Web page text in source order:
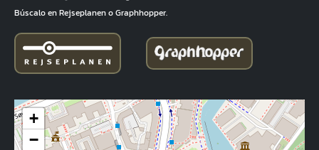
Búscalo en Rejseplanen o Graphhopper.
+
−